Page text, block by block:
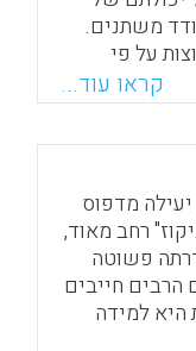
משתנים.
שסווגו ל-4 תת קבוצות על פי
הבדלים
ההישגים
הממצאים
אמצעי
של
בפרט
קראו עוד...
מדפוס
רחב מאוד,
פשוטה
הרבים חייבים
למידה